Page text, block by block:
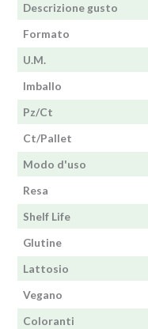
Descrizione gusto
Formato
U.M.
Imballo
Pz/Ct
Ct/Pallet
Modo d'uso
Resa
Shelf Life
Glutine
Lattosio
Vegano
Coloranti